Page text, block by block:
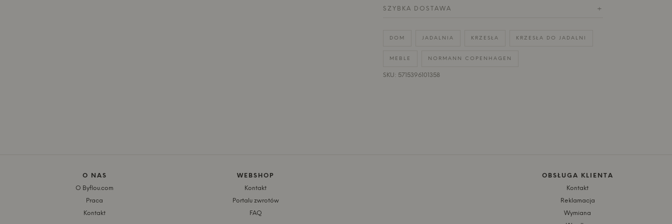
SZYBKA DOSTAWA +
DOM JADALNIA KRZESŁA KRZESŁA DO JADALNI
MEBLE NORMANN COPENHAGEN
SKU: 5715396101358
O NAS
O Byflou.com
Praca
Kontakt
WEBSHOP
Kontakt
Portalu zwrotów
FAQ
OBSŁUGA KLIENTA
Kontakt
Reklamacja
Wymiana